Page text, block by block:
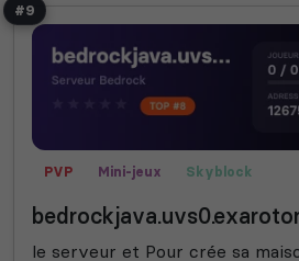
#9
PVP Mini-jeux Skyblock
le serveur et Pour crée sa